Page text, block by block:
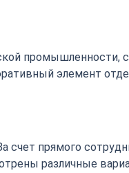
промышленности,
элемент
счет прямого
различные